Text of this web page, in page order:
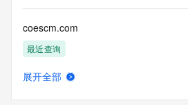
coescm.com
最近查询
展开全部